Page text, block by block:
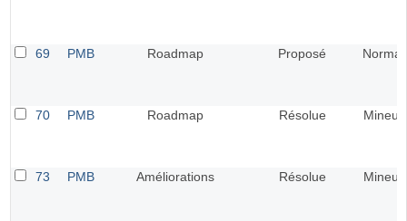
69 PMB Roadmap Proposé Normal
70 PMB Roadmap Résolue Mineur
73 PMB Améliorations Résolue Mineur